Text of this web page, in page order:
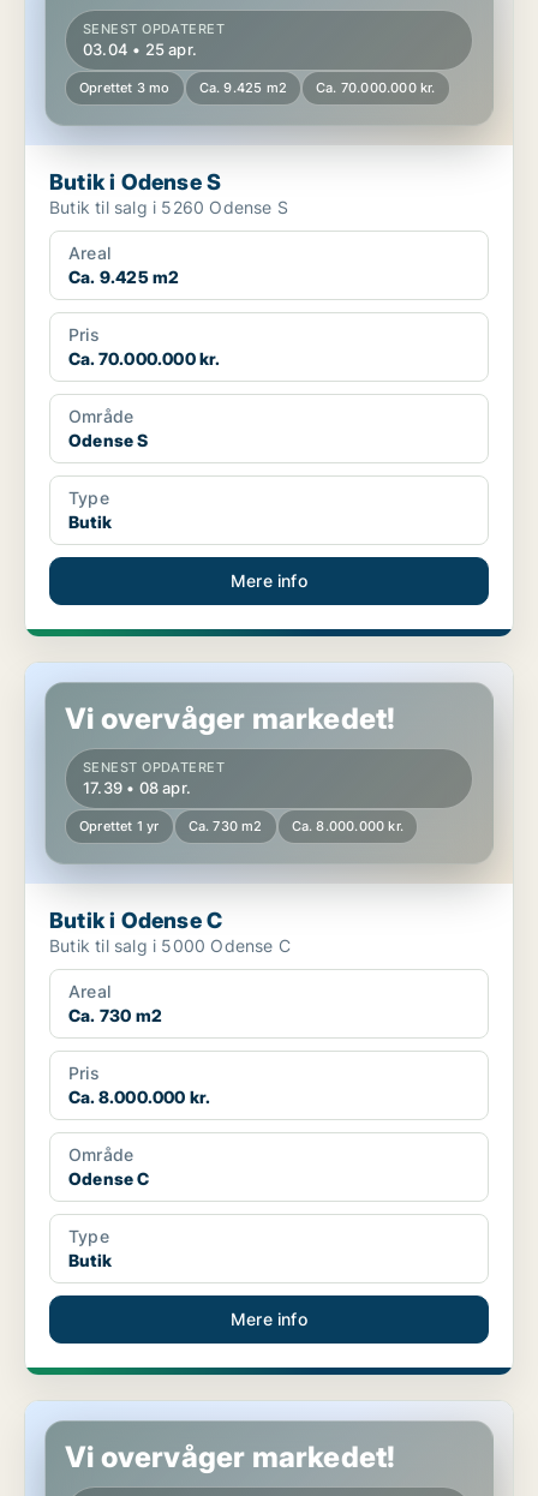
SENEST OPDATERET
03.04 • 25 apr.
Oprettet 3 mo Ca. 9.425 m2 Ca. 70.000.000 kr.
Butik i Odense S
Butik til salg i 5260 Odense S
Areal
Ca. 9.425 m2
Pris
Ca. 70.000.000 kr.
Område
Odense S
Type
Butik
Mere info
Butik i Odense C
Vi overvåger markedet!
SENEST OPDATERET
17.39 • 08 apr.
Oprettet 1 yr Ca. 730 m2 Ca. 8.000.000 kr.
Butik i Odense C
Butik til salg i 5000 Odense C
Areal
Ca. 730 m2
Pris
Ca. 8.000.000 kr.
Område
Odense C
Type
Butik
Mere info
Butik i Odense S
Vi overvåger markedet!